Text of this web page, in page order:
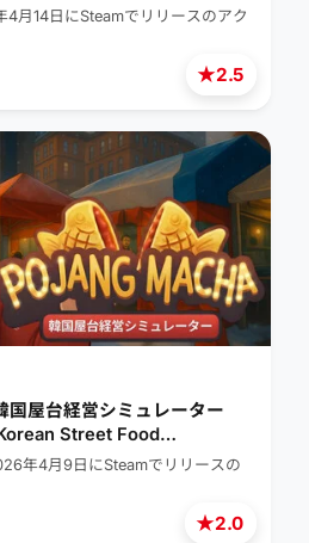
★2.5
月14日にSteamでリリースのアク
★2.0
屋台経営シミュレーター
Street Food
年4月9日にSteamでリリースの